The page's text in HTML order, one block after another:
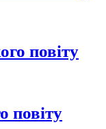
повіту
повіту